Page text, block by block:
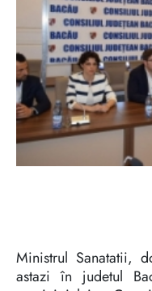
Ministrul Sanatatii,
astazi în judetul